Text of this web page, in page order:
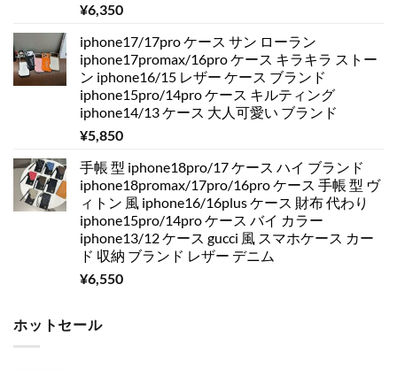
¥6,350
iphone17/17pro ケース サン ローラン
iphone17promax/16pro ケース キラキラ ストー
ン iphone16/15 レザー ケース ブランド
iphone15pro/14pro ケース キルティング
iphone14/13 ケース 大人可愛い ブランド
¥5,850
手帳 型 iphone18pro/17 ケース ハイ ブランド
iphone18promax/17pro/16pro ケース 手帳 型 ヴ
ィトン 風 iphone16/16plus ケース 財布 代わり
iphone15pro/14pro ケース バイ カラー
iphone13/12 ケース gucci 風 スマホケース カー
ド 収納 ブランド レザー デニム
¥6,550
ホットセール